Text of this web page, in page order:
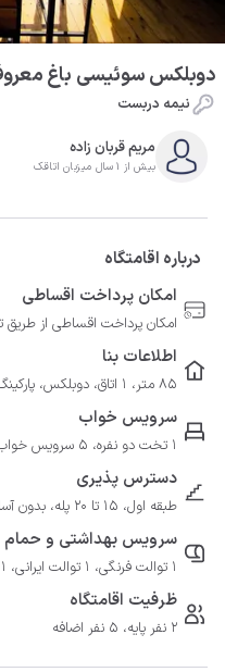
دوبلکس سوئیسی باغ
نیمه دربست
مریم قربان زاده
بیش از 1 سال میزبان اتاقک
درباره اقامتگاه
امکان پرداخت اقساطی
امکان پرداخت اقساطی از طریق
اطلاعات بنا
85 متر، 1 اتاق، دوبلکس، پارکینگ روباز
سرویس خواب
1 تخت دو نفره، 5 سرویس خواب کامل، 4 پتو
دسترس پذیری
طبقه اول، 15 تا 20 پله، بدون آسانسور
سرویس بهداشتی و حمام
1 توالت فرنگی، 1 توالت ایرانی، 1 دوش در سرویس
ظرفیت اقامتگاه
2 نفر پایه، 5 نفر اضافه